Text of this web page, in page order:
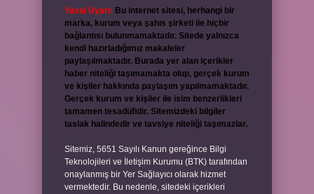
Yasal Uyarı: Bu internet sitesi, herhangi bir
marka, kurum veya şahıs şirketi ile hiçbir
bağlantısı bulunmamaktadır. Sitede yalnızca
kendi hazırladığımız makaleler
paylaşılmaktadır. Burada yer alan içerikler
haber niteliği taşımamakta olup, gerçek kurum
ve kişiler hakkında paylaşım yapılmamaktadır.
Gerçek kurum ve kişiler ile isim benzerlikleri
tamamen tesadüfidir. Sitemizdeki bilgiler
taslak halindedir ve tavsiye niteliği taşımazlar.
Sitemiz, 5651 Sayılı Kanun gereğince Bilgi
Teknolojileri ve İletişim Kurumu (BTK) tarafından
onaylanmış bir Yer Sağlayıcı olarak hizmet
vermektedir. Bu nedenle, sitedeki içerikleri